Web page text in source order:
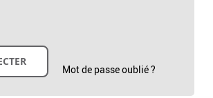
Mot de passe oublié ?